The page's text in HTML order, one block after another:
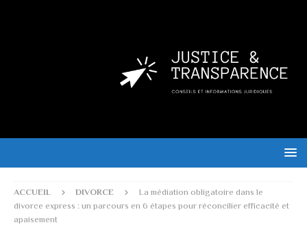
ACCUEIL DIVORCE
La médiation obligatoire dans le
divorce express : un parcours en 6 étapes pour réconcilier efficacité et
apaisement